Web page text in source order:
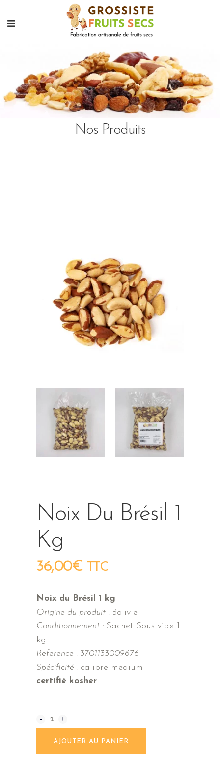
Nos Produits
Noix Du Brésil 1
Kg
36,00€ TTC
Noix du Brésil 1 kg
Origine du produit : Bolivie
Conditionnement : Sachet Sous vide 1
kg
Reference : 3701133009676
Spécificité : calibre medium
certifié kosher
noix
Brésil
AJOUTER AU PANIER